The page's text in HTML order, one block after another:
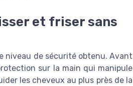
et friser sans
niveau de sécurité obtenu. Avant
sur la main qui manipule
les cheveux au plus près de la